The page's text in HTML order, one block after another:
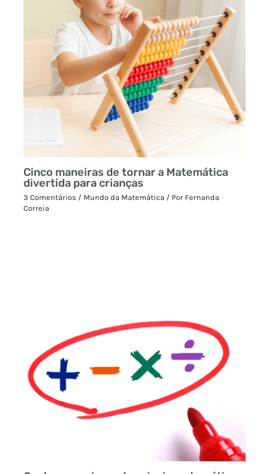
Cinco maneiras de tornar a Matemática
divertida para crianças
3 Comentários / Mundo da Matemática / Por Fernanda
Correia